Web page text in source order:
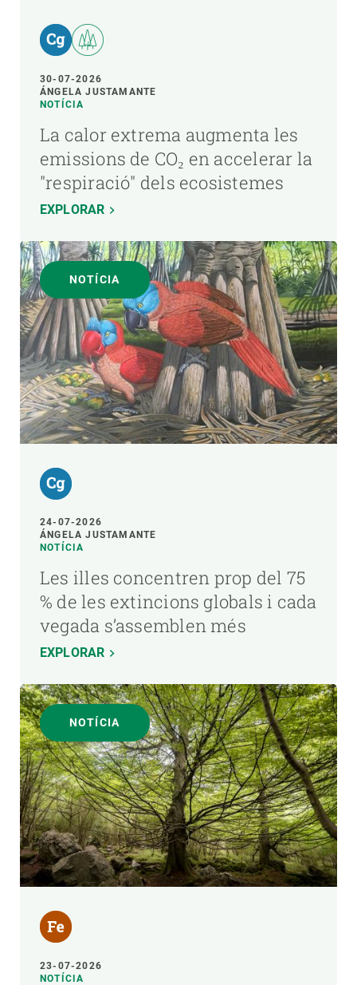
30-07-2026
ÁNGELA JUSTAMANTE
NOTÍCIA
La calor extrema augmenta les
emissions de CO₂ en accelerar la
"respiració" dels ecosistemes
EXPLORAR
NOTÍCIA
24-07-2026
ÁNGELA JUSTAMANTE
NOTÍCIA
Les illes concentren prop del 75
% de les extincions globals i cada
vegada s’assemblen més
EXPLORAR
NOTÍCIA
23-07-2026
NOTÍCIA